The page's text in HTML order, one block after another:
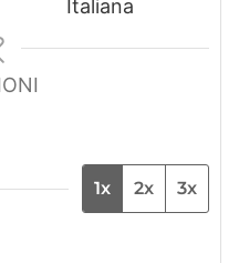
t
Italiana
1x 2x 3x